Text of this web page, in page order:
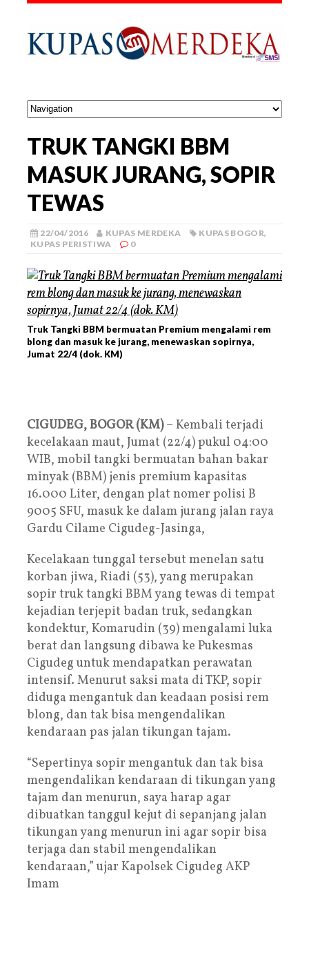
TRUK TANGKI BBM
MASUK JURANG, SOPIR
TEWAS
22/04/2016 KUPAS MERDEKA KUPAS BOGOR,
KUPAS PERISTIWA
0
Truk Tangki BBM bermuatan Premium mengalami rem
blong dan masuk ke jurang, menewaskan sopirnya,
Jumat 22/4 (dok. KM)
CIGUDEG, BOGOR (KM)– Kembali terjadi
kecelakaan maut, Jumat (22/4) pukul 04:00
WIB, mobil tangki bermuatan bahan bakar
minyak (BBM) jenis premium kapasitas
16.000 Liter, dengan plat nomer polisi B
9005 SFU, masuk ke dalam jurang jalan raya
Gardu Cilame Cigudeg-Jasinga,
Kecelakaan tunggal tersebut menelan satu
korban jiwa, Riadi (53), yang merupakan
sopir truk tangki BBM yang tewas di tempat
kejadian terjepit badan truk, sedangkan
kondektur, Komarudin (39) mengalami luka
berat dan langsung dibawa ke Pukesmas
Cigudeg untuk mendapatkan perawatan
intensif. Menurut saksi mata di TKP, sopir
diduga mengantuk dan keadaan posisi rem
blong, dan tak bisa mengendalikan
kendaraan pas jalan tikungan tajam.
“Sepertinya sopir mengantuk dan tak bisa
mengendalikan kendaraan di tikungan yang
tajam dan menurun, saya harap agar
dibuatkan tanggul kejut di sepanjang jalan
tikungan yang menurun ini agar sopir bisa
terjaga dan stabil mengendalikan
kendaraan,” ujar Kapolsek Cigudeg AKP
Imam